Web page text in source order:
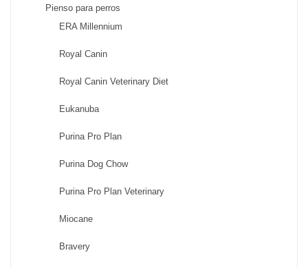
Pienso para perros
ERA Millennium
Royal Canin
Royal Canin Veterinary Diet
Eukanuba
Purina Pro Plan
Purina Dog Chow
Purina Pro Plan Veterinary
Miocane
Bravery